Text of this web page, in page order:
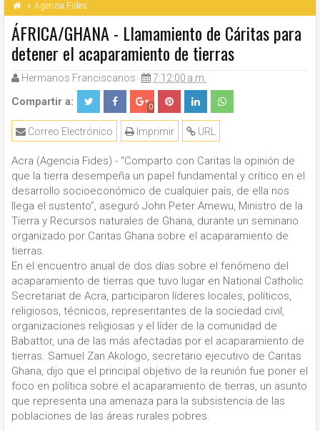
Agenzia Fides
ÁFRICA/GHANA - Llamamiento de Cáritas para
detener el acaparamiento de tierras
Hermanos Franciscanos 7:12:00 a.m.
Compartir a: 0
URL
Imprimir
Correo Electrónico
Acra (Agencia Fides) - “Comparto con Caritas la opinión de
que la tierra desempeña un papel fundamental y crítico en el
desarrollo socioeconómico de cualquier país, de ella nos
llega el sustento”, aseguró John Peter Amewu, Ministro de la
Tierra y Recursos naturales de Ghana, durante un seminario
organizado por Caritas Ghana sobre el acaparamiento de
tierras.
En el encuentro anual de dos días sobre el fenómeno del
acaparamiento de tierras que tuvo lugar en National Catholic
Secretariat de Acra, participaron líderes locales, políticos,
religiosos, técnicos, representantes de la sociedad civil,
organizaciones religiosas y el líder de la comunidad de
Babattor, una de las más afectadas por el acaparamiento de
tierras. Samuel Zan Akologo, secretario ejecutivo de Caritas
Ghana, dijo que el principal objetivo de la reunión fue poner el
foco en política sobre el acaparamiento de tierras, un asunto
que representa una amenaza para la subsistencia de las
poblaciones de las áreas rurales pobres.